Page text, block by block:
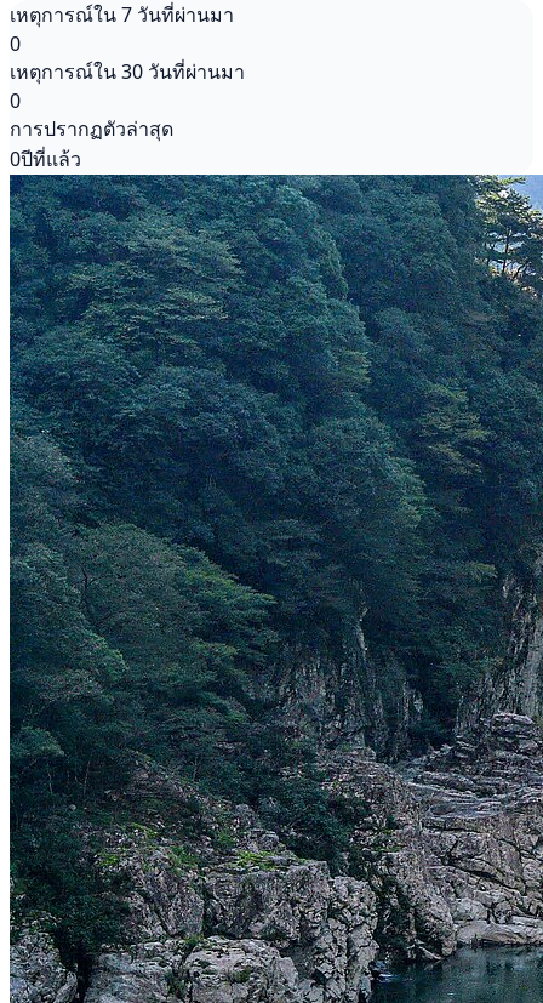
เหตุการณ์ใน 7 วันที่ผ่านมา
0
เหตุการณ์ใน 30 วันที่ผ่านมา
0
การปรากฏตัวล่าสุด
0ปีที่แล้ว